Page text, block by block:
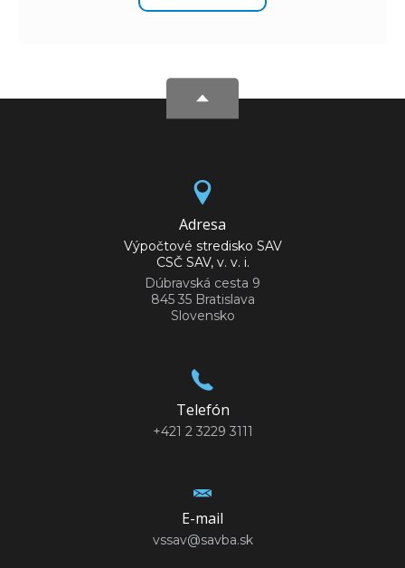
Adresa
Výpočtové stredisko SAV
CSČ SAV, v. v. i.
Dúbravská cesta 9
845 35 Bratislava
Slovensko
Telefón
+421 2 3229 3111
E-mail
vssav@savba.sk